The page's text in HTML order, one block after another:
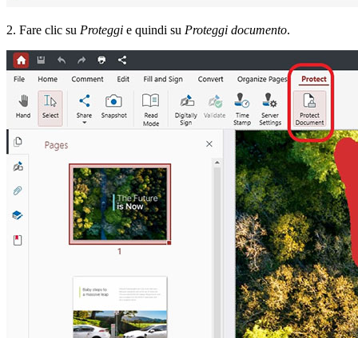
2. Fare clic su Proteggi e quindi su Proteggi documento.